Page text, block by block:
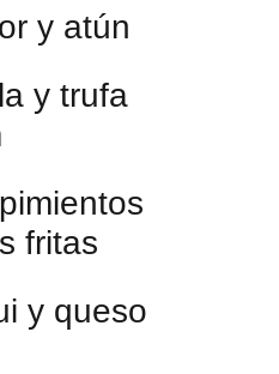
y atún
y trufa
fritas
y queso